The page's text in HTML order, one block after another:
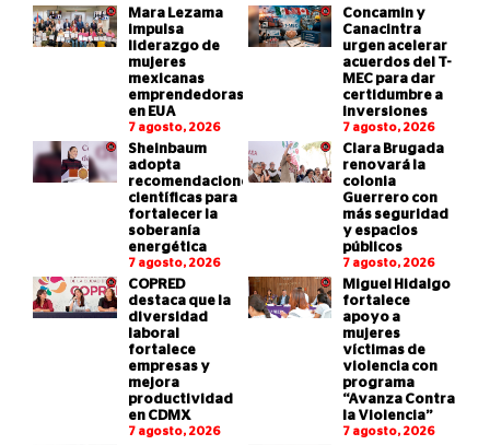
Mara Lezama
impulsa
liderazgo de
mujeres
mexicanas
emprendedoras
en EUA
7 agosto, 2026
Concamin y
Canacintra
urgen acelerar
acuerdos del T-
MEC para dar
certidumbre a
inversiones
7 agosto, 2026
Sheinbaum
adopta
recomendaciones
científicas para
fortalecer la
soberanía
energética
7 agosto, 2026
Clara Brugada
renovará la
colonia
Guerrero con
más seguridad
y espacios
públicos
7 agosto, 2026
COPRED
destaca que la
diversidad
laboral
fortalece
empresas y
mejora
productividad
en CDMX
7 agosto, 2026
Miguel Hidalgo
fortalece
apoyo a
mujeres
víctimas de
violencia con
programa
“Avanza Contra
la Violencia”
7 agosto, 2026